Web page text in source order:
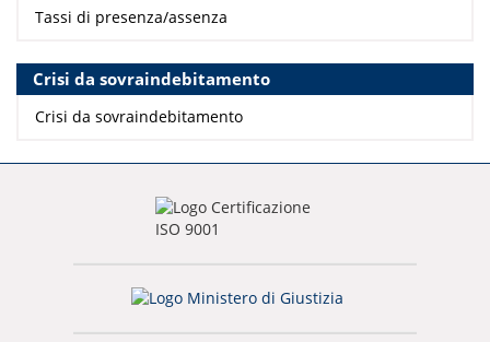
Tassi di presenza/assenza
Crisi da sovraindebitamento
Crisi da sovraindebitamento